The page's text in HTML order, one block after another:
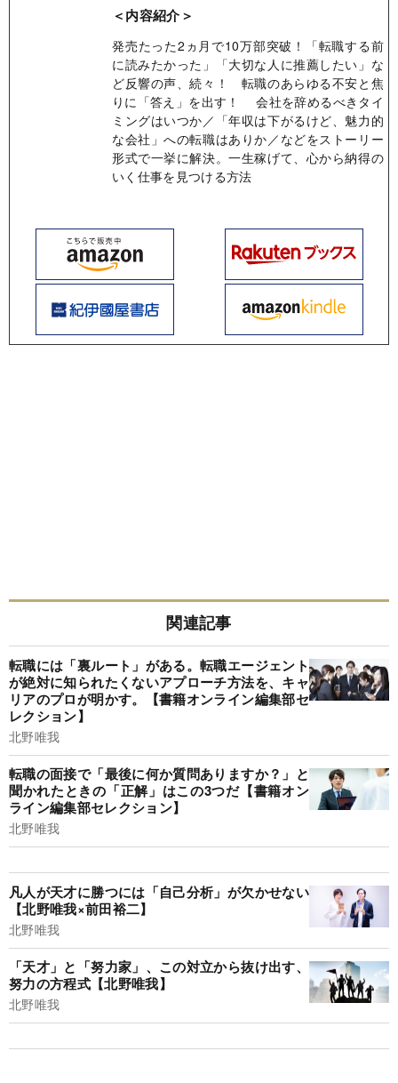
＜内容紹介＞
発売たった2ヵ月で10万部突破！「転職する前
に読みたかった」「大切な人に推薦したい」な
ど反響の声、続々！ 転職のあらゆる不安と焦
りに「答え」を出す！ 会社を辞めるべきタイ
ミングはいつか／「年収は下がるけど、魅力的
な会社」への転職はありか／などをストーリー
形式で一挙に解決。一生稼げて、心から納得の
いく仕事を見つける方法
関連記事
転職には「裏ルート」がある。転職エージェント
が絶対に知られたくないアプローチ方法を、キャ
リアのプロが明かす。【書籍オンライン編集部セ
レクション】
北野唯我
転職の面接で「最後に何か質問ありますか？」と
聞かれたときの「正解」はこの3つだ【書籍オン
ライン編集部セレクション】
北野唯我
凡人が天才に勝つには「自己分析」が欠かせない
【北野唯我×前田裕二】
北野唯我
「天才」と「努力家」、この対立から抜け出す、
努力の方程式【北野唯我】
北野唯我